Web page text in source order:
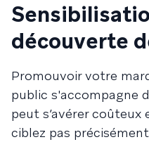
découverte
Promouvoir votre
public s'accompagne
peut s’avérer
ciblez pas